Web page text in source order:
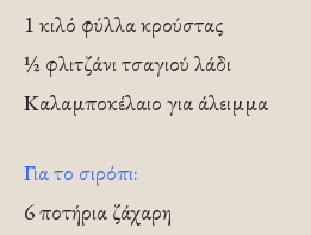
1 κιλό φύλλα κρούστας
½ φλιτζάνι τσαγιού λάδι
Καλαμποκέλαιο για άλειμμα
Για το σιρόπι:
6 ποτήρια ζάχαρη